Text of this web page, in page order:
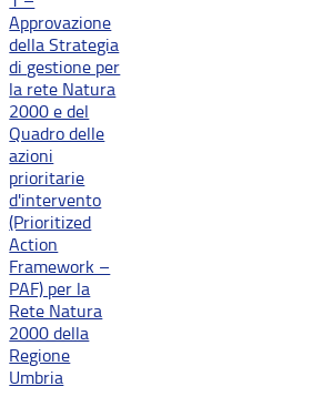
Approvazione
della Strategia
di gestione per
la rete Natura
2000 e del
Quadro delle
azioni
prioritarie
d'intervento
(Prioritized
Action
Framework –
PAF) per la
Rete Natura
2000 della
Regione
Umbria